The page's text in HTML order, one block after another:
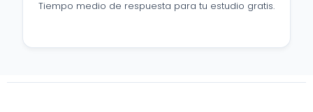
Tiempo medio de respuesta para tu estudio gratis.